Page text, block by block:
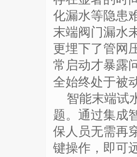
化漏水等隐患
末端阀门漏水
更埋下了管网
常启动才暴露
全始终处于被
智能末端试
题。通过集成
保人员无需再
键操作，即可